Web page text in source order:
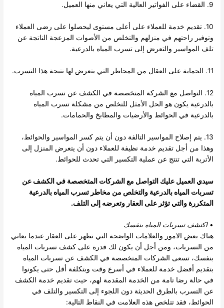
9. القضاء على الفواتير العالية التي يعاني منها العميل.
10. تقديم خدمة للعملاء على أعلى مستوى ليحصلوا على رضى العملاء
وتوفير راحتهم في منزلهم والتخلص من الأصوات المزعجة الناتجة عن
تلف المواسير والتعرض إلى تسرب المياه بالدرعية.
11. الحماية على العقال من المحاطر التي يتعرض لها نتيجة هذا التسرب.
12. التواصل مع الشركة المتخصصة في الكشف عن تسرب المياه
بالدرعية يكون هو الحل الأمثل للتخلص من مشكلة تسرب المياه
بالدرعية في الحوائط والأرضيات والمطابخ والحمامات.
13. يتم إصلاح المواسير التالفة دون أن يتم كسر المواسير والحوائط،
وهذا من أجل تقديم خدمة نظيفة للعملاء دون أن يتعرض المنزل إلى
الأتربة التي تنتج عن عملية التكسير التي تحدث للحوائط.
سيدي العميل عليك التواصل مع الشركات المتخصصة في الكشف عن
تسربات المياه بالدرعية والتخلص من مخاطر تسرب المياه بالدرعية
المتكررة والتي تؤثر على العقار وتعرضه إلى التلف.
•اكتشف تسربات المياه بنفسك
هناك بعض الامور والعلامات الواضحة التي تظهر على العقار عندما يعاني
من التسربات، ومن أجل أن يكون لك قدرة على كشف تسربات المياه
بنفسك، تسعى الشركات المتخصصة في الكشف عن تسربات المياه
بتقديم أفضل خدمة للعملاء في أسرع وقت وبتكلفة أقل حتى يكونوا
في حالة رضا تامة من الخدمة المقدمة لهم، حيث تقديم خدمة الكشف
عن التسرب بالطرق الحديثة دون اللجوء إلى التكسير والتلف في
الحوائط، فقد تتلخص هذه العلامت في النقاط التالية: